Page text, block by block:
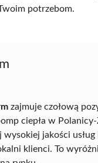
potrzebom.
zajmuje czołową
ciepła w
wysokiej jakości
klienci. To